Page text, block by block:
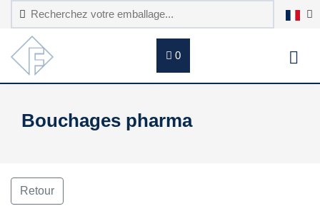
0
Bouchages pharma
Retour